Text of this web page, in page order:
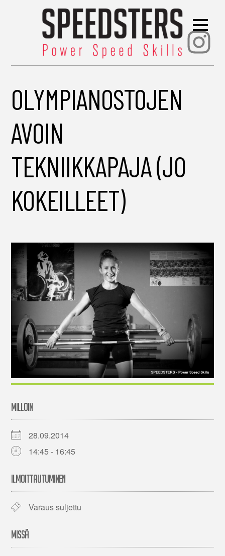
OLYMPIANOSTOJEN
AVOIN
TEKNIIKKAPAJA (JO
KOKEILLEET)
MILLOIN
28.09.2014
14:45 - 16:45
ILMOITTAUTUMINEN
Varaus suljettu
MISSÄ